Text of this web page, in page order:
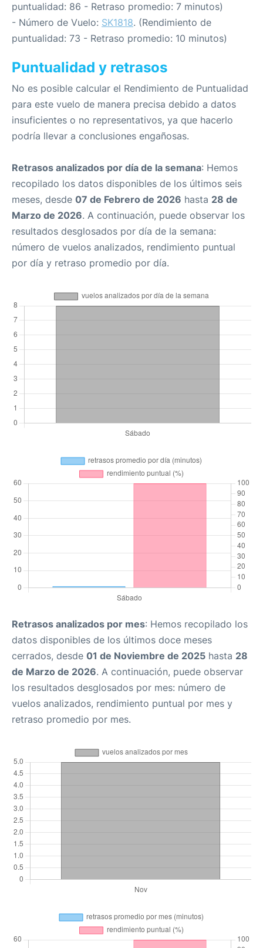
puntualidad: 86 - Retraso promedio: 7 minutos)
- Número de Vuelo: SK1818. (Rendimiento de
puntualidad: 73 - Retraso promedio: 10 minutos)
Puntualidad y retrasos
No es posible calcular el Rendimiento de Puntualidad
para este vuelo de manera precisa debido a datos
insuficientes o no representativos, ya que hacerlo
podría llevar a conclusiones engañosas.
Retrasos analizados por día de la semana: Hemos
recopilado los datos disponibles de los últimos seis
meses, desde 07 de Febrero de 2026 hasta 28 de
Marzo de 2026. A continuación, puede observar los
resultados desglosados por día de la semana:
número de vuelos analizados, rendimiento puntual
por día y retraso promedio por día.
Retrasos analizados por mes: Hemos recopilado los
datos disponibles de los últimos doce meses
cerrados, desde 01 de Noviembre de 2025 hasta 28
de Marzo de 2026. A continuación, puede observar
los resultados desglosados por mes: número de
vuelos analizados, rendimiento puntual por mes y
retraso promedio por mes.